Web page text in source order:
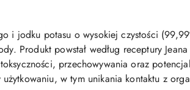
i jodku potasu o wysokiej czystości
Produkt powstał według receptury
przechowywania oraz
w tym unikania kontaktu z